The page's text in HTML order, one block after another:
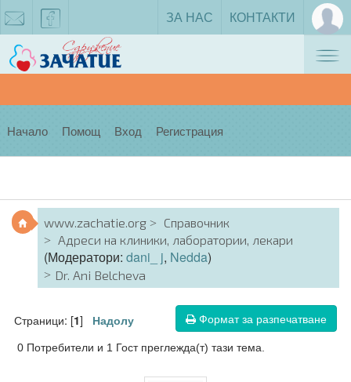
facebook
ЗА НАС КОНТАКТИ
Начало Помощ Вход Регистрация
www.zachatie.org
Справочник
Адреси на клиники, лаборатории, лекари
(Модератори: dani_ j, Nedda)
Dr. Ani Belcheva
Формат за разпечатване
Страници: [1] Надолу
0 Потребители и 1 Гост преглежда(т) тази тема.